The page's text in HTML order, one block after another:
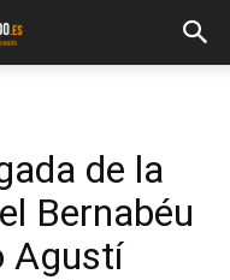
de la
Bernabéu
Agustí